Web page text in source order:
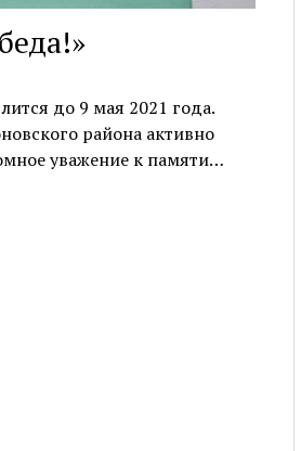
до 9 мая 2021 года.
района активно
уважение к памяти…